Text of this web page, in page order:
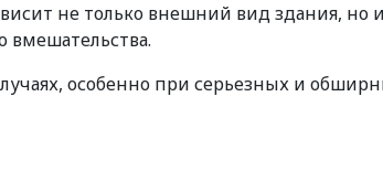
не только внешний вид здания, но
особенно при серьезных и